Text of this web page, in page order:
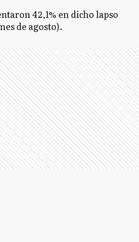
42,1% en dicho lapso
de agosto).